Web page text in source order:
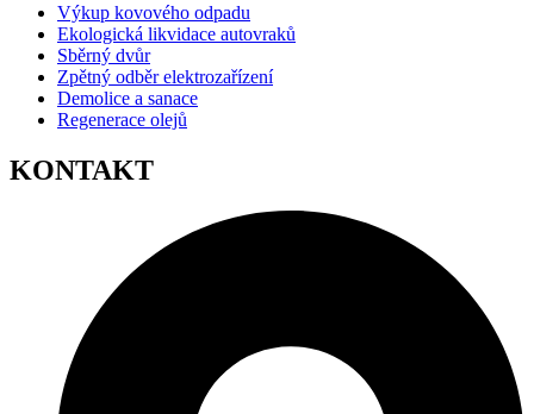
Výkup kovového odpadu
Ekologická likvidace autovraků
Sběrný dvůr
Zpětný odběr elektrozařízení
Demolice a sanace
Regenerace olejů
KONTAKT